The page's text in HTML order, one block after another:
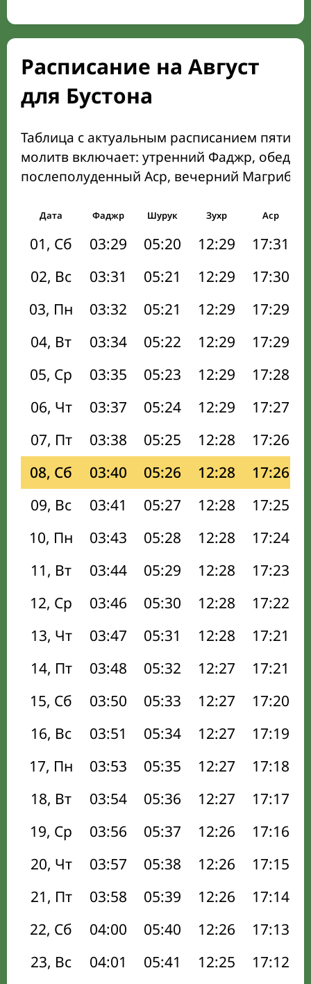
Расписание на Август
для Бустона
Таблица с актуальным расписанием пяти
молитв включает: утренний Фаджр,
послеполуденный Аср, вечерний Магриб
Дата Фаджр Шурук Зухр Аср
01, Сб 03:29 05:20 12:29 17:31
02, Вс
03:31 05:21 12:29 17:30
03, Пн
03:32 05:21 12:29 17:29
04, Вт
03:34 05:22 12:29 17:29
05, Ср
03:35 05:23 12:29 17:28
06, Чт
03:37 05:24 12:29 17:27
07, Пт
03:38 05:25 12:28 17:26
08, Сб
03:40 05:26 12:28 17:26
09, Вс
03:41 05:27 12:28 17:25
10, Пн
03:43 05:28 12:28 17:24
11, Вт
03:44 05:29 12:28 17:23
12, Ср
03:46 05:30 12:28 17:22
13, Чт
03:47 05:31 12:28 17:21
14, Пт
03:48 05:32 12:27 17:21
15, Сб
03:50 05:33 12:27 17:20
16, Вс
03:51 05:34 12:27 17:19
17, Пн
03:53 05:35 12:27 17:18
18, Вт
03:54 05:36 12:27 17:17
19, Ср
03:56 05:37 12:26 17:16
20, Чт
03:57 05:38 12:26 17:15
21, Пт
03:58 05:39 12:26 17:14
22, Сб
04:00 05:40 12:26 17:13
23, Вс
04:01 05:41 12:25 17:12